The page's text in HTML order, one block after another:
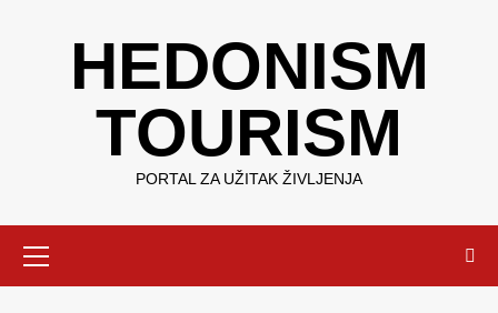
HEDONISM
TOURISM
PORTAL ZA UŽITAK ŽIVLJENJA
Menu